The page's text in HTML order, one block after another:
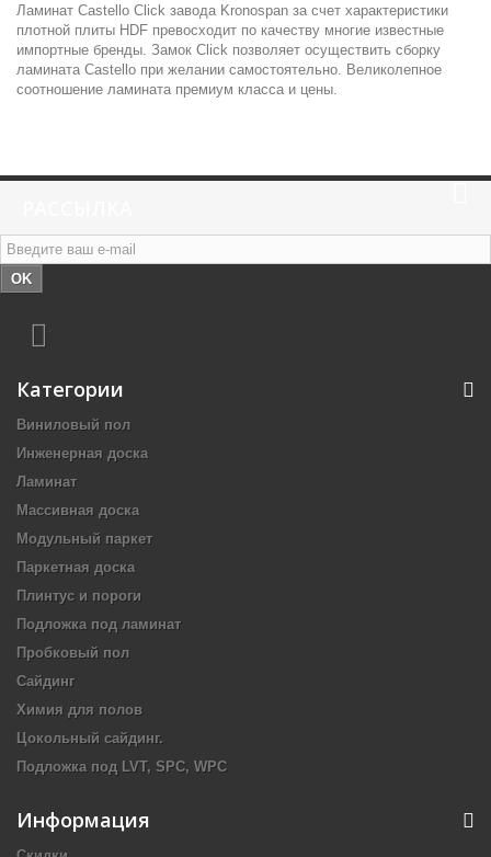
Ламинат Castello Click завода Kronospan за счет характеристики
плотной плиты HDF превосходит по качеству многие известные
импортные бренды. Замок Click позволяет осуществить сборку
ламината Castello при желании самостоятельно. Великолепное
соотношение ламината премиум класса и цены.
OK
Категории
Виниловый пол
Инженерная доска
Ламинат
Массивная доска
Модульный паркет
Паркетная доска
Плинтус и пороги
Подложка под ламинат
Пробковый пол
Сайдинг
Химия для полов
Цокольный сайдинг.
Подложка под LVT, SPC, WPC
Информация